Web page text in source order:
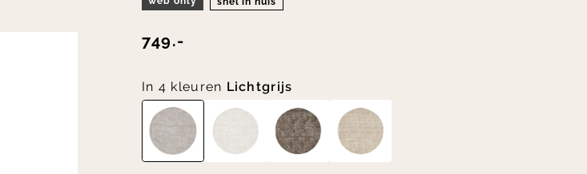
749.-
In 4 kleuren Lichtgrijs